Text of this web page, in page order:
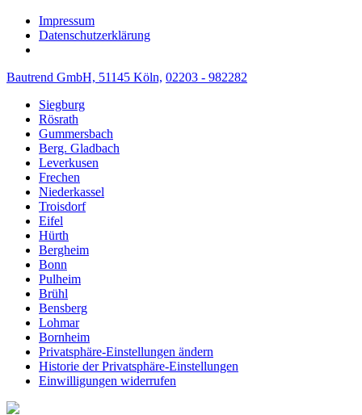
Impressum
Datenschutzerklärung
Bautrend GmbH, 51145 Köln, 02203 - 982282
Siegburg
Rösrath
Gummersbach
Berg. Gladbach
Leverkusen
Frechen
Niederkassel
Troisdorf
Eifel
Hürth
Bergheim
Bonn
Pulheim
Brühl
Bensberg
Lohmar
Bornheim
Privatsphäre-Einstellungen ändern
Historie der Privatsphäre-Einstellungen
Einwilligungen widerrufen